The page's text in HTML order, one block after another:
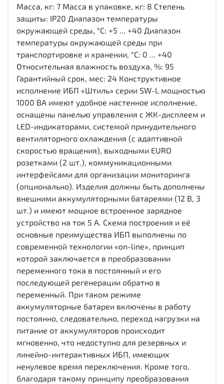
Масса, кг: 7 Масса в упаковке, кг: 8 Степень
защиты: IP20 Диапазон температуры
окружающей среды, °С: +5 ... +40 Диапазон
температуры окружающей среды при
транспортировке и хранении, °С: 0 ... +40
Относительная влажность воздуха, %: 95
Гарантийный срок, мес: 24 Конструктивное
исполнение ИБП «Штиль» серии SW-L мощностью
1000 ВА имеют удобное настенное исполнение,
оснащены панелью управления с ЖК-дисплеем и
LED-индикаторами, системой принудительного
вентиляторного охлаждения (с адаптивной
скоростью вращения), выходными EURO
розетками (2 шт.), коммуникационными
интерфейсами для организации мониторинга
(опционально). Изделия должны быть дополнены
внешними аккумуляторными батареями (12 В, 3
шт.) и имеют мощное встроенное зарядное
устройство на ток 5 А. Схема построения и её
основные преимущества ИБП выполнены по
современной технологии «on-line», принцип
которой заключается в преобразовании
переменного тока в постоянный и его
последующей регенерации обратно в
переменный. При таком режиме
аккумуляторные батареи включены в работу
постоянно, следовательно, переход нагрузки на
питание от аккумуляторов происходит
мгновенно, что недоступно для резервных и
линейно-интерактивных ИБП, имеющих
ненулевое время переключения. Кроме того,
благодаря такому принципу преобразования